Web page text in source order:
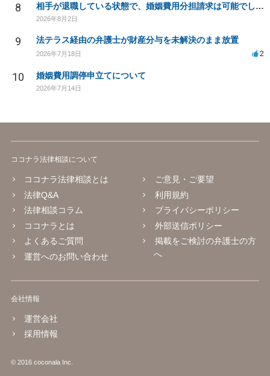
8 相手が退職している状態で、婚姻費用分担請求は可能でしょうか？
2026年8月2日
9 法テラス経由の弁護士が財産分与を未解決のまま放置
2026年7月18日 2
10 婚姻費用調停申立てについて
2026年7月14日
ココナラ法律相談について
ココナラ法律相談とは
法律Q&A
法律相談コラム
ココナラとは
よくあるご質問
運営へのお問い合わせ
ご意見・ご要望
利用規約
プライバシーポリシー
外部送信ポリシー
掲載をご検討の弁護士の方
へ
会社情報
運営会社
採用情報
© 2016 coconala Inc.